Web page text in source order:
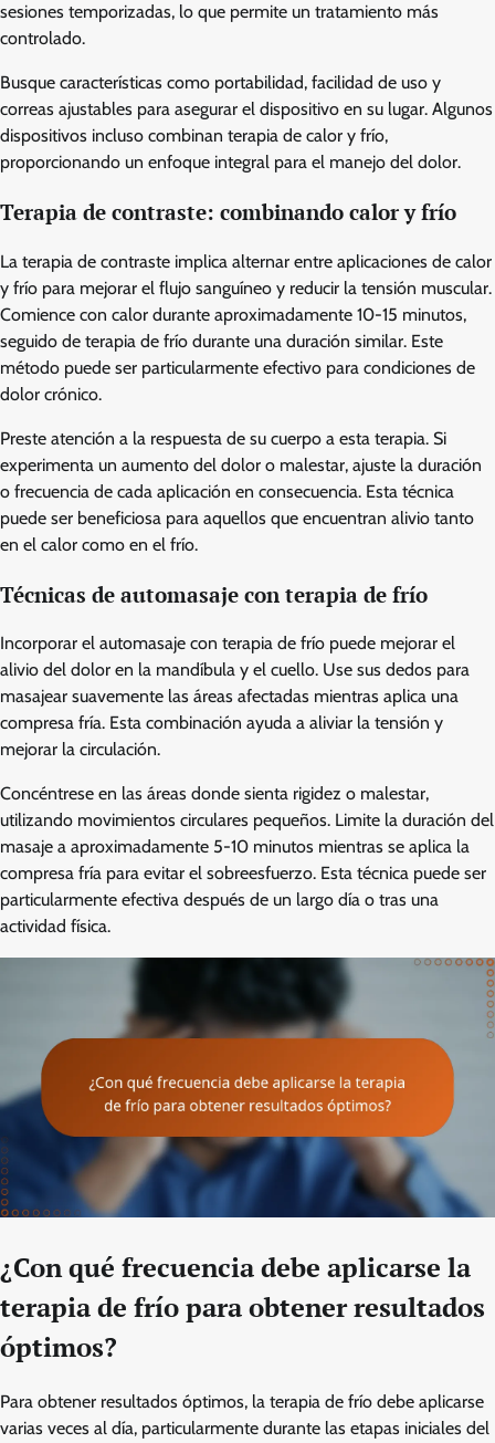
sesiones temporizadas, lo que permite un tratamiento más
controlado.
Busque características como portabilidad, facilidad de uso y
correas ajustables para asegurar el dispositivo en su lugar. Algunos
dispositivos incluso combinan terapia de calor y frío,
proporcionando un enfoque integral para el manejo del dolor.
Terapia de contraste: combinando calor y frío
La terapia de contraste implica alternar entre aplicaciones de calor
y frío para mejorar el flujo sanguíneo y reducir la tensión muscular.
Comience con calor durante aproximadamente 10-15 minutos,
seguido de terapia de frío durante una duración similar. Este
método puede ser particularmente efectivo para condiciones de
dolor crónico.
Preste atención a la respuesta de su cuerpo a esta terapia. Si
experimenta un aumento del dolor o malestar, ajuste la duración
o frecuencia de cada aplicación en consecuencia. Esta técnica
puede ser beneficiosa para aquellos que encuentran alivio tanto
en el calor como en el frío.
Técnicas de automasaje con terapia de frío
Incorporar el automasaje con terapia de frío puede mejorar el
alivio del dolor en la mandíbula y el cuello. Use sus dedos para
masajear suavemente las áreas afectadas mientras aplica una
compresa fría. Esta combinación ayuda a aliviar la tensión y
mejorar la circulación.
Concéntrese en las áreas donde sienta rigidez o malestar,
utilizando movimientos circulares pequeños. Limite la duración del
masaje a aproximadamente 5-10 minutos mientras se aplica la
compresa fría para evitar el sobreesfuerzo. Esta técnica puede ser
particularmente efectiva después de un largo día o tras una
actividad física.
¿Con qué frecuencia debe aplicarse la
terapia de frío para obtener resultados
óptimos?
Para obtener resultados óptimos, la terapia de frío debe aplicarse
varias veces al día, particularmente durante las etapas iniciales del